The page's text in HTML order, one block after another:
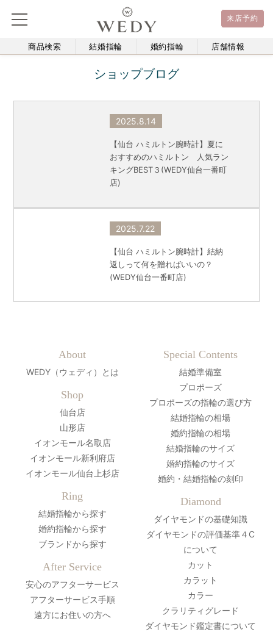
来店予約
商品検索 結婚指輪 婚約指輪 店舗情報
ショップブログ
2025.8.14
【仙台 ハミルトン腕時計】夏に
おすすめのハミルトン 人気ラン
キングBEST３(WEDY仙台一番町
店)
2025.7.22
【仙台 ハミルトン腕時計】結納
返しって何を贈ればいいの？
(WEDY仙台一番町店)
About
WEDY（ウェディ）とは
Shop
仙台店
山形店
イオンモール名取店
イオンモール新利府店
イオンモール仙台上杉店
Ring
結婚指輪から探す
婚約指輪から探す
ブランドから探す
After Service
安心のアフターサービス
アフターサービス手順
遠方にお住いの方へ
Special Contents
結婚準備室
プロポーズ
プロポーズの指輪の選び方
結婚指輪の相場
婚約指輪の相場
結婚指輪のサイズ
婚約指輪のサイズ
婚約・結婚指輪の刻印
Diamond
ダイヤモンドの基礎知識
ダイヤモンドの評価基準４C
について
カット
カラット
カラー
クラリティグレード
ダイヤモンド鑑定書について